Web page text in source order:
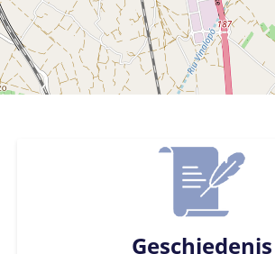
Geschiedenis